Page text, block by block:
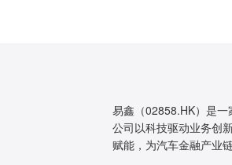
易鑫（02858.HK）是
公司以科技驱动业务创
赋能，为汽车金融产业